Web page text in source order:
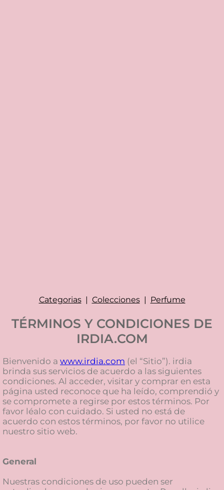
Categorias | Colecciones | Perfume
TÉRMINOS Y CONDICIONES DE
IRDIA.COM
Bienvenido a www.irdia.com (el “Sitio”). irdia
brinda sus servicios de acuerdo a las siguientes
condiciones. Al acceder, visitar y comprar en esta
página usted reconoce que ha leído, comprendió y
se compromete a regirse por estos términos. Por
favor léalo con cuidado. Si usted no está de
acuerdo con estos términos, por favor no utilice
nuestro sitio web.
General
Nuestras condiciones de uso pueden ser